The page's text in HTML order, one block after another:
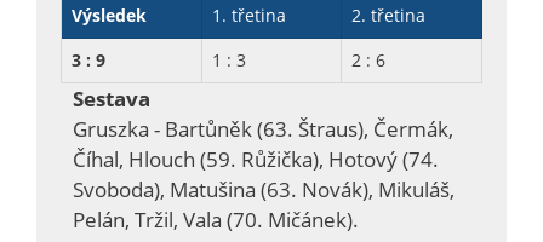
Výsledek 1. třetina
2. třetina
3 : 9
1 : 3 2 : 6
Sestava
Gruszka - Bartůněk (63. Štraus), Čermák,
Číhal, Hlouch (59. Růžička), Hotový (74.
Svoboda), Matušina (63. Novák), Mikuláš,
Pelán, Tržil, Vala (70. Mičánek).